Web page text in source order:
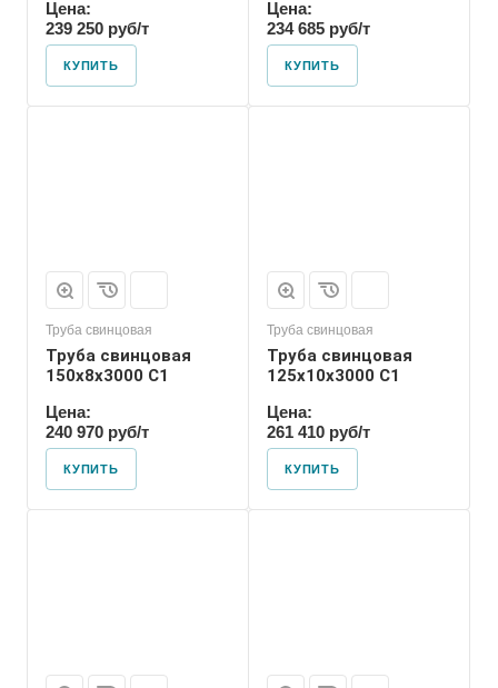
Цена:
239 250 руб/т
КУПИТЬ
Цена:
234 685 руб/т
КУПИТЬ
Труба свинцовая
Труба свинцовая
150x8x3000 С1
Цена:
240 970 руб/т
КУПИТЬ
Труба свинцовая
Труба свинцовая
125x10x3000 С1
Цена:
261 410 руб/т
КУПИТЬ